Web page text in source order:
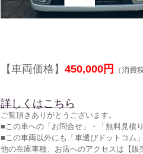
【車両価格】 450,000円 （消費
詳しくはこちら
ご覧頂きありがとうございます。
■この車への「お問合せ」・「無料見積
■この車両以外にも「車選びドットコム
他の在庫車種、お店へのアクセスは【販